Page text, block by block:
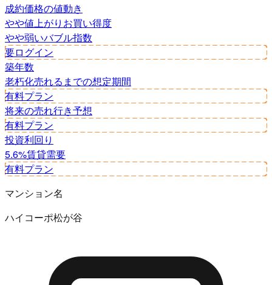
成約価格の値動き
やや値上がり お買い得度
やや弱いバブル指数
要ログイン
築年数
老朽化売れるまでの想定期間
有料プラン
将来の売れ行き予想
有料プラン
投資利回り
5.6%賃貸需要
有料プラン
マンション名
ハイコーポ松が谷